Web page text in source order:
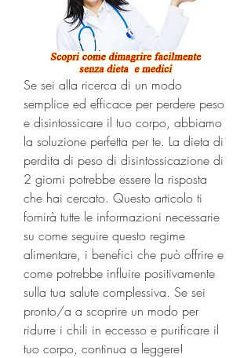
Se sei alla ricerca di un modo
semplice ed efficace per perdere peso
e disintossicare il tuo corpo, abbiamo
la soluzione perfetta per te. La dieta di
perdita di peso di disintossicazione di
2 giorni potrebbe essere la risposta
che hai cercato. Questo articolo ti
fornirà tutte le informazioni necessarie
su come seguire questo regime
alimentare, i benefici che può offrire e
come potrebbe influire positivamente
sulla tua salute complessiva. Se sei
pronto/a a scoprire un modo per
ridurre i chili in eccesso e purificare il
tuo corpo, continua a leggere!